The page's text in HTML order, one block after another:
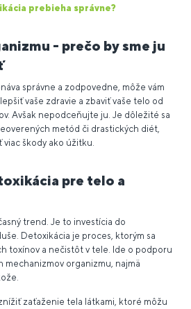
prebieha správne?
- prečo by sme ju
správne a zodpovedne, môže vám
vaše zdravie a zbaviť vaše telo od
Avšak nepodceňujte ju. Je dôležité sa
metód či drastických diét,
škody ako úžitku.
pre telo a
trend. Je to investícia do
Detoxikácia je proces, ktorým sa
toxínov a nečistôt v tele. Ide o podporu
organizmu, najmä
zaťaženie tela látkami, ktoré môžu